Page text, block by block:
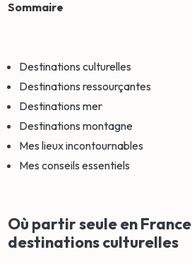
Sommaire
Destinations culturelles
Destinations ressourçantes
Destinations mer
Destinations montagne
Mes lieux incontournables
Mes conseils essentiels
Où partir seule en
destinations culturelles